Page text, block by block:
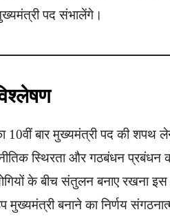
पद संभालेंगे।
10वीं बार मुख्यमंत्री पद की शपथ
स्थिरता और गठबंधन प्रबंधन की
के बीच संतुलन बनाए रखना इस
मुख्यमंत्री बनाने का निर्णय